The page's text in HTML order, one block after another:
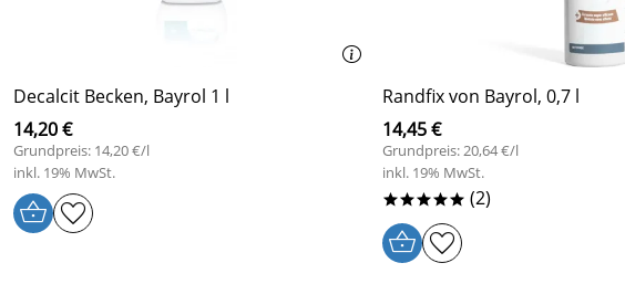
Decalcit Becken, Bayrol 1 l
14,20 €
Grundpreis: 14,20 €/l
inkl. 19% MwSt.
Randfix von Bayrol, 0,7 l
14,45 €
Grundpreis: 20,64 €/l
inkl. 19% MwSt.
***** (2)